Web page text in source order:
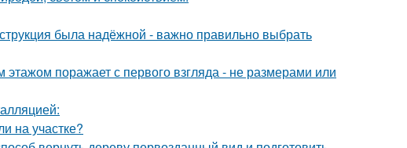
была надёжной - важно правильно выбрать
поражает с первого взгляда - не размерами или
на участке?